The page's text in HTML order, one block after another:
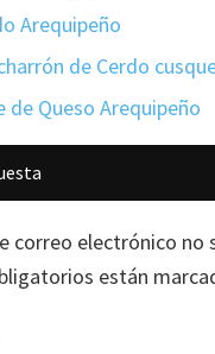
Arequipeño
de Cerdo
de Queso Arequipeño
correo electrónico no
están